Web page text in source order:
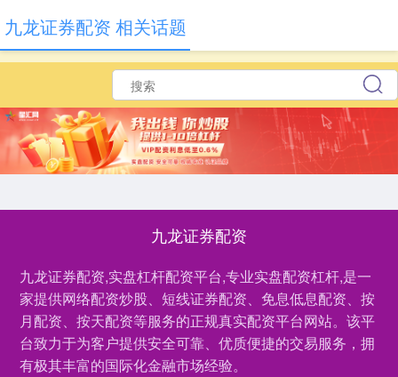
九龙证券配资
九龙证券配资,实盘杠杆配资平台,专业实盘配资杠杆,是一
家提供网络配资炒股、短线证券配资、免息低息配资、按
月配资、按天配资等服务的正规真实配资平台网站。该平
台致力于为客户提供安全可靠、优质便捷的交易服务，拥
有极其丰富的国际化金融市场经验。
九龙证券配资 相关话题